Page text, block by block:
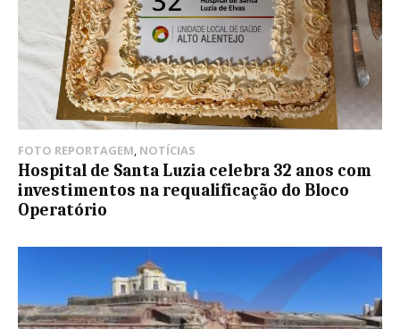
FOTO REPORTAGEM, NOTÍCIAS
Hospital de Santa Luzia celebra 32 anos com
investimentos na requalificação do Bloco
Operatório